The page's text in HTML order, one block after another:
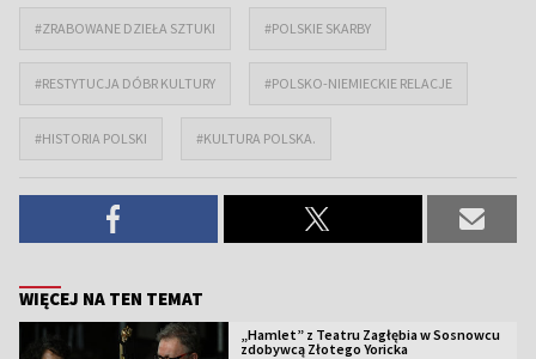
#ZRABOWANE DZIEŁA SZTUKI #POLSKIE SKARBY
#RESTYTUCJA DÓBR KULTURY #POLSKO-NIEMIECKIE RELACJE
#HISTORIA POLSKI #KULTURA POLSKA.
WIĘCEJ NA TEN TEMAT
„Hamlet” z Teatru Zagłębia w Sosnowcu
zdobywcą Złotego Yoricka